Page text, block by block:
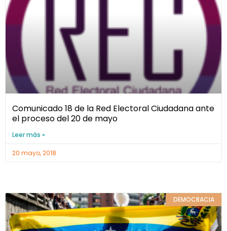
Comunicado 18 de la Red Electoral Ciudadana ante
el proceso del 20 de mayo
Leer más »
20 mayo, 2018
DEMOCRACIA